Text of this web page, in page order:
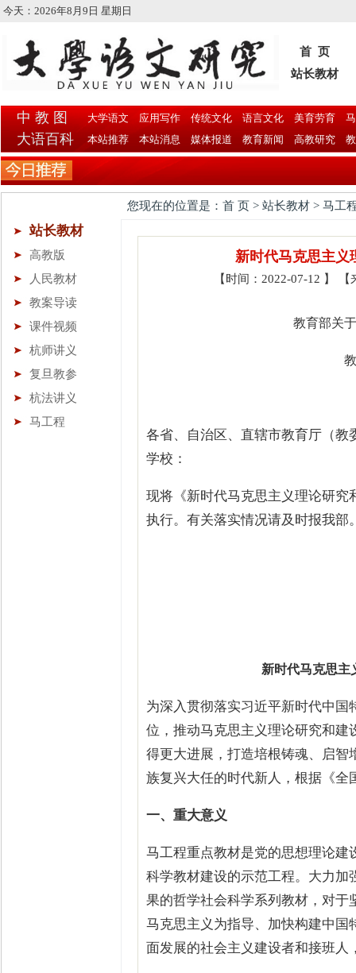
今天： 2026年8月9日 星期日
首 页
站长教材
中 教 图
大语百科
大学语文 应用写作 传统文化 语言文化 美育劳育
本站推荐
本站消息 媒体报道 教育新闻 高教研究
您现在的位置是：首 页 > 站长教材 > 马工
站长教材
高教版
人民教材
教案导读
课件视频
杭师讲义
复旦教参
杭法讲义
马工程
新时代马克思主义
【时间：2022-07-12 】
教育部关
各省、自治区、直辖市教育厅（
学校：
现将《新时代马克思主义理论研
执行。有关落实情况请及时报我部
新时代马克思主
为深入贯彻落实习近平新时代中
位，推动马克思主义理论研究和
得更大进展，打造培根铸魂、启
族复兴大任的时代新人，根据《
一、重大意义
马工程重点教材是党的思想理论
科学教材建设的示范工程。大力
果的哲学社会科学系列教材，对
马克思主义为指导、加快构建中
面发展的社会主义建设者和接班